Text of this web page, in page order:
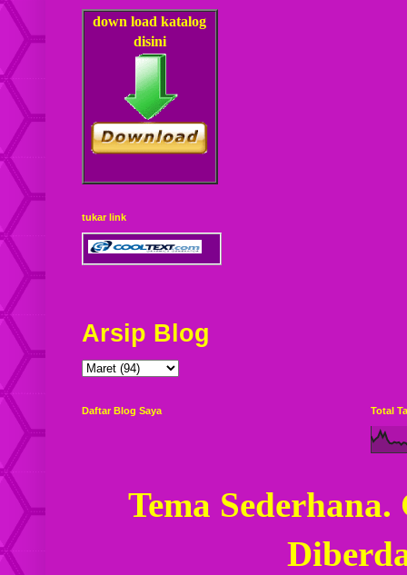
down load katalog
disini
tukar link
Arsip Blog
Daftar Blog Saya Total
Tema